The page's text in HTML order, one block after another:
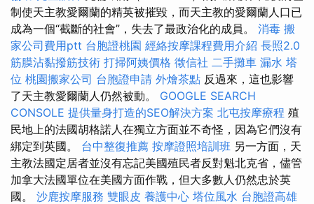
制使天主教愛爾蘭的精英被摧毀，而天主教的愛爾蘭人口已
成為一個“截斷的社會”，失去了最政治化的成員。 消毒 搬
家公司費用ptt 台胞證桃園 經絡按摩課程費用介紹 長照2.0
筋膜沾黏撥筋技術 打掃阿姨價格 徵信社 二手攤車 漏水 塔
位 桃園搬家公司 台胞證申請 外燴茶點 反過來，這也影響
了天主教愛爾蘭人仍​​然被動。 GOOGLE SEARCH
CONSOLE 提供量身打造的SEO解決方案 北屯按摩療程 殖
民地上的法國胡格諾人在獨立方面並不奇怪，因為它們沒有
綁定到英國。 台中整復推薦 按摩證照培訓班 另一方面，天
主教法國定居者並沒有忘記美國殖民者反對魁北克省，儘管
加拿大法國單位在美國方面作戰，但大多數人仍然忠於英
國。 沙鹿按摩服務 雙眼皮 養護中心 塔位風水 台胞證高雄